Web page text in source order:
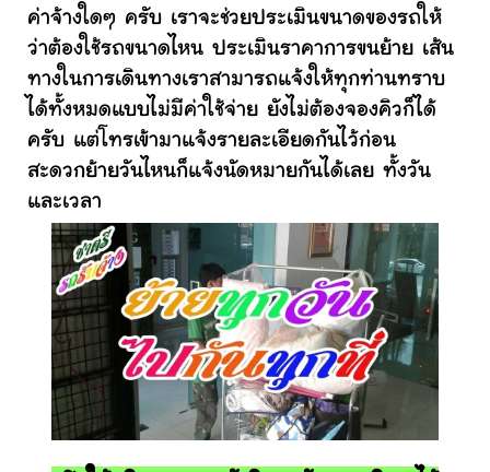
ค่าจ้างใดๆ ครับ เราจะช่วยประเมินขนาดของรถให้
ว่าต้องใช้รถขนาดไหน ประเมินราคาการขนย้าย เส้น
ทางในการเดินทางเราสามารถแจ้งให้ทุกท่านทราบ
ได้ทั้งหมดแบบไม่มีค่าใช้จ่าย ยังไม่ต้องจองคิวก็ได้
ครับ แต่โทรเข้ามาแจ้งรายละเอียดกันไว้ก่อน
สะดวกย้ายวันไหนก็แจ้งนัดหมายกันได้เลย ทั้งวัน
และเวลา